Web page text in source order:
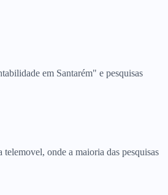
em Santarém" e pesquisas
onde a maioria das pesquisas